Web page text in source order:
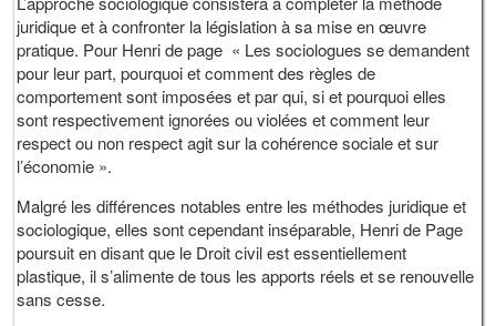
juridique et à confronter la législation à sa mise en œuvre
pratique. Pour Henri de page « Les sociologues se demandent
pour leur part, pourquoi et comment des règles de
comportement sont imposées et par qui, si et pourquoi elles
sont respectivement ignorées ou violées et comment leur
respect ou non respect agit sur la cohérence sociale et sur
l’économie ».
Malgré les différences notables entre les méthodes juridique et
sociologique, elles sont cependant inséparable, Henri de Page
poursuit en disant que le Droit civil est essentiellement
plastique, il s’alimente de tous les apports réels et se renouvelle
sans cesse.